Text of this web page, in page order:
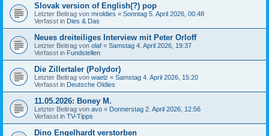
Slovak version of English(?) pop
Letzter Beitrag von mroldies « Sonntag 5. April 2026, 00:48
Verfasst in Dies & Das
Neues dreiteiliges Interview mit Peter Orloff
Letzter Beitrag von olaf « Samstag 4. April 2026, 19:37
Verfasst in Fundstellen
Die Zillertaler (Polydor)
Letzter Beitrag von waelz « Samstag 4. April 2026, 15:20
Verfasst in Deutsche Oldies
11.05.2026: Boney M.
Letzter Beitrag von avo « Donnerstag 2. April 2026, 12:56
Verfasst in TV-Tipps
Dino Engelhardt verstorben